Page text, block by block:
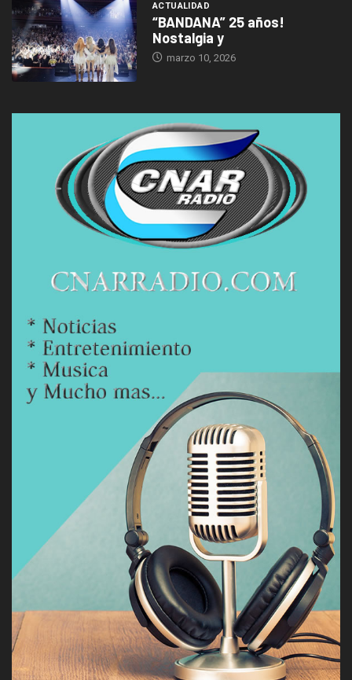
ACTUALIDAD
“BANDANA” 25 años!
Nostalgia y
marzo 10, 2026